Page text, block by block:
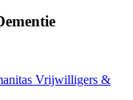
Vrijwilligers &